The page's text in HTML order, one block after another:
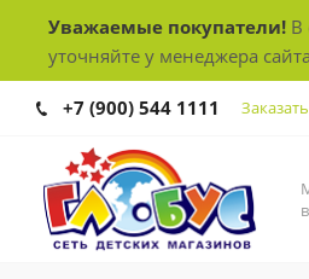
Уважаемые покупатели! В
уточняйте у менеджера сайта
+7 (900) 544 1111